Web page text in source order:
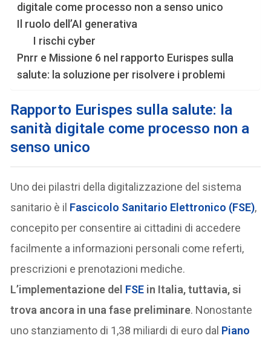
digitale come processo non a senso unico
Il ruolo dell’AI generativa
I rischi cyber
Pnrr e Missione 6 nel rapporto Eurispes sulla
salute: la soluzione per risolvere i problemi
Rapporto Eurispes sulla salute: la
sanità digitale come processo non a
senso unico
Uno dei pilastri della digitalizzazione del sistema
sanitario è il Fascicolo Sanitario Elettronico (FSE),
concepito per consentire ai cittadini di accedere
facilmente a informazioni personali come referti,
prescrizioni e prenotazioni mediche.
L’implementazione del FSE in Italia, tuttavia, si
trova ancora in una fase preliminare. Nonostante
uno stanziamento di 1,38 miliardi di euro dal Piano